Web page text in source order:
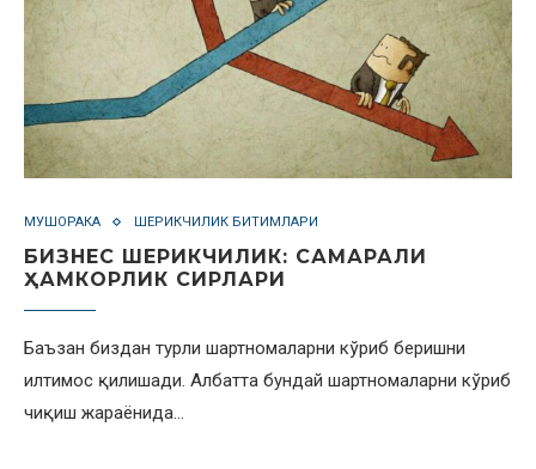
МУШОРАКА ШЕРИКЧИЛИК БИТИМЛАРИ
БИЗНЕС ШЕРИКЧИЛИК: САМАРАЛИ
ҲАМКОРЛИК СИРЛАРИ
Баъзан биздан турли шартномаларни кўриб беришни
илтимос қилишади. Албатта бундай шартномаларни кўриб
чиқиш жараёнида…